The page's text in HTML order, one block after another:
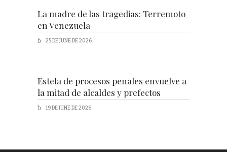
La madre de las tragedias: Terremoto
en Venezuela
25 DE JUNE DE 2026
Estela de procesos penales envuelve a
la mitad de alcaldes y prefectos
19 DE JUNE DE 2026